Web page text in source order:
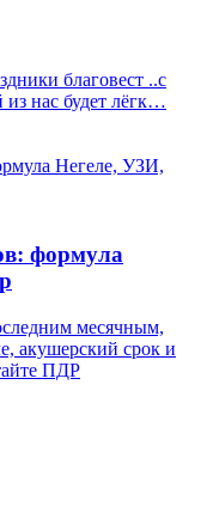
благовест ..с
из нас будет лёгк…
формула
месячным,
акушерский срок и
ПДР